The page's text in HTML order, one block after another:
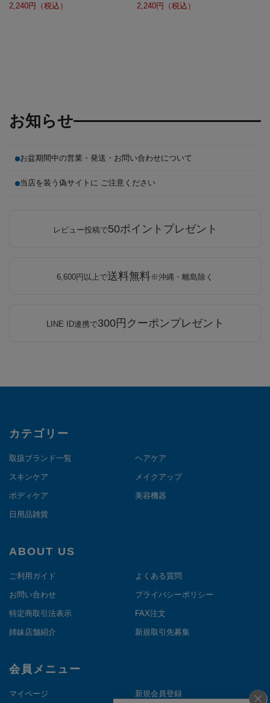
2,240円（税込）
2,240円（税込）
お知らせ
お盆期間中の営業・発送・お問い合わせについて
当店を装う偽サイトに ご注意ください
レビュー投稿で50ポイントプレゼント
6,600円以上で送料無料※沖縄・離島除く
LINE ID連携で300円クーポンプレゼント
カテゴリー
取扱ブランド一覧 ヘアケア
スキンケア メイクアップ
ボディケア 美容機器
日用品雑貨
ABOUT US
ご利用ガイド よくある質問
お問い合わせ プライバシーポリシー
特定商取引法表示 FAX注文
姉妹店舗紹介 新規取引先募集
会員メニュー
マイページ 新規会員登録